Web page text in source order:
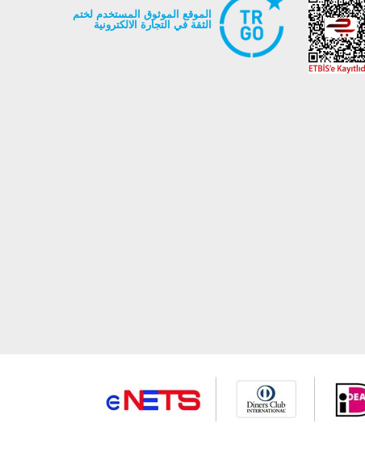
الموقع الموثوق المستخدم لختم
الثقة في التجارة الالكترونية